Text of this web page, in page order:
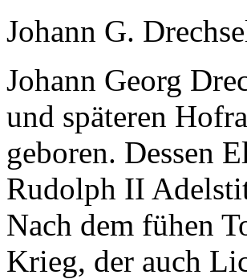
Johann G.
Johann Georg
und späteren
geboren. Dessen
Rudolph II
Nach dem fühen
Krieg, der auch